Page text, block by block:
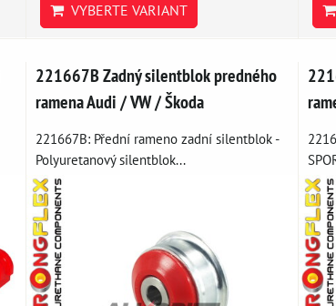
VYBERTE VARIANT
221667B Zadný silentblok predného
ramena Audi / VW / Škoda
221667B: Přední rameno zadní silentblok -
Polyuretanový silentblok...